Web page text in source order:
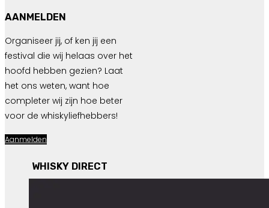
AANMELDEN
Organiseer jij, of ken jij een
festival die wij helaas over het
hoofd hebben gezien? Laat
het ons weten, want hoe
completer wij zijn hoe beter
voor de whiskyliefhebbers!
Aanmelden
WHISKY DIRECT